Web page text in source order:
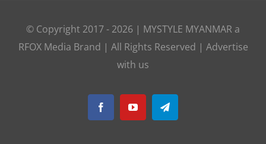
© Copyright 2017 - 2026 | MYSTYLE MYANMAR a
RFOX Media Brand | All Rights Reserved | Advertise
with us
FacebookYouTubeTelegram